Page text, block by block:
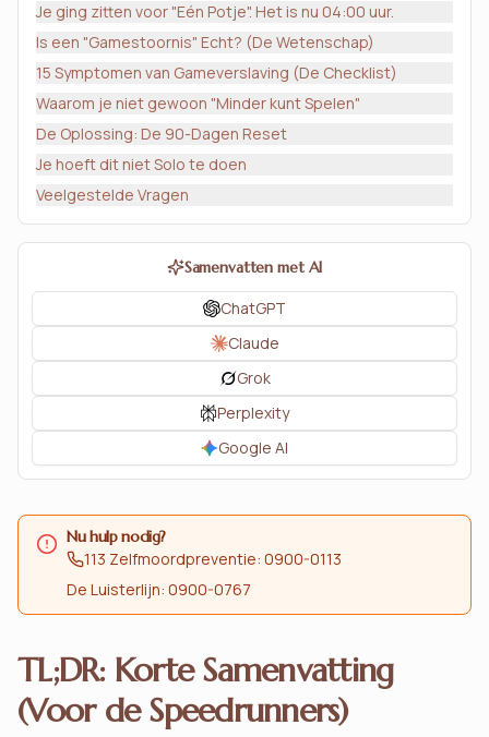
Je ging zitten voor "Eén Potje". Het is nu 04:00 uur.
Is een "Gamestoornis" Echt? (De Wetenschap)
15 Symptomen van Gameverslaving (De Checklist)
Waarom je niet gewoon "Minder kunt Spelen"
De Oplossing: De 90-Dagen Reset
Je hoeft dit niet Solo te doen
Veelgestelde Vragen
Samenvatten met AI
ChatGPT
Claude
Grok
Perplexity
Google AI
Nu hulp nodig?
113 Zelfmoordpreventie: 0900-0113
De Luisterlijn: 0900-0767
TL;DR: Korte Samenvatting
(Voor de Speedrunners)